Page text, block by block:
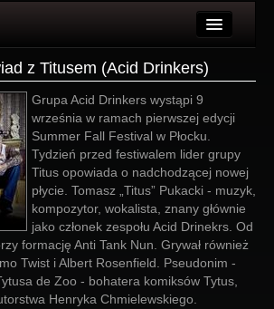
z Titusem (Acid Drinkers)
Grupa Acid Drinkers wystąpi 9
września w ramach pierwszej edycji
Summer Fall Festival w Płocku.
Tydzień przed festiwalem lider grupy
Titus opowiada o nadchodzącej nowej
płycie. Tomasz „Titus” Pukacki - muzyk,
kompozytor, wokalista, znany głównie
jako członek zespołu Acid Drinekrs. Od
formację Anti Tank Nun. Grywał również
Twist i Albert Rosenfield. Pseudonim -
de Zoo - bohatera komiksów Tytus,
Henryka Chmielewskiego.